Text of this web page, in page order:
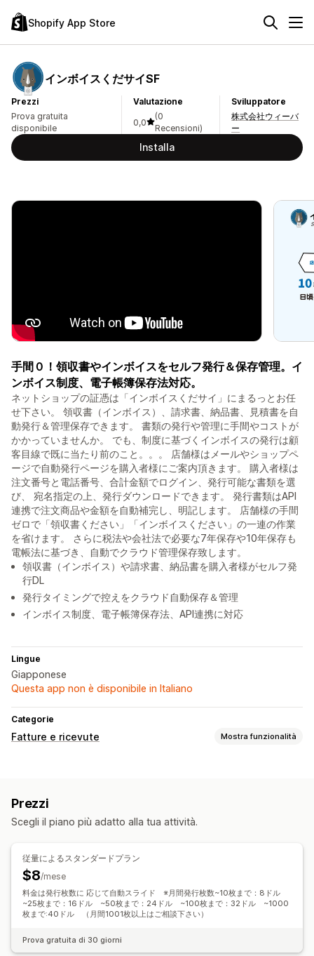
Shopify App Store
インボイスくだサイSF
Prezzi
Prova gratuita
disponibile
Valutazione
0,0
(0
Recensioni)
Sviluppatore
株式会社ウィーバ
ー
Installa
手間０！領収書やインボイスをセルフ発行＆保存管理。イ
ンボイス制度、電子帳簿保存法対応。
ネットショップの証憑は「インボイスくだサイ」にまるっとお任
せ下さい。 領収書（インボイス）、請求書、納品書、見積書を自
動発行＆管理保存できます。 書類の発行や管理に手間やコストが
かかっていませんか。 でも、制度に基づくインボイスの発行は顧
客目線で既に当たり前のこと。。。 店舗様はメールやショップペ
ージで自動発行ページを購入者様にご案内頂きます。 購入者様は
注文番号と電話番号、合計金額でログイン、発行可能な書類を選
び、 宛名指定の上、発行ダウンロードできます。 発行書類はAPI
連携で注文商品や金額を自動補完し、明記します。 店舗様の手間
ゼロで「領収書ください」「インボイスください」の一連の作業
を省けます。 さらに税法や会社法で必要な7年保存や10年保存も
電帳法に基づき、自動でクラウド管理保存致します。
領収書（インボイス）や請求書、納品書を購入者様がセルフ発
行DL
発行タイミングで控えをクラウド自動保存＆管理
インボイス制度、電子帳簿保存法、API連携に対応
Lingue
Giapponese
Questa app non è disponibile in Italiano
Categorie
Fatture e ricevute Mostra funzionalità
Gestione dei file
Generazione di PDF
Prezzi
Scegli il piano più adatto alla tua attività.
従量によるスタンダードプラン
$8/mese
料金は発行枚数に 応じて自動スライド ※月間発行枚数~10枚まで：8ドル
~25枚まで：16ドル ~50枚まで：24ドル ~100枚まで：32ドル ~1000
枚まで:40ドル （月間1001枚以上はご相談下さい）
Prova gratuita di 30 giorni